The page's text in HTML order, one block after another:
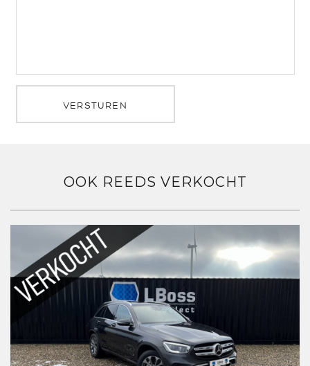
VERSTUREN
OOK REEDS VERKOCHT